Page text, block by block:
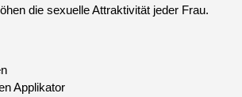
die sexuelle Attraktivität jeder Frau.
Applikator